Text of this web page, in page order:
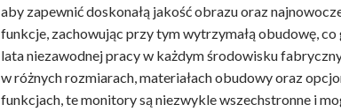
aby zapewnić doskonałą jakość obrazu oraz
funkcje, zachowując przy tym wytrzymałą obudowę,
lata niezawodnej pracy w każdym środowisku
w różnych rozmiarach, materiałach obudowy oraz
funkcjach, te monitory są niezwykle wszechstronne i